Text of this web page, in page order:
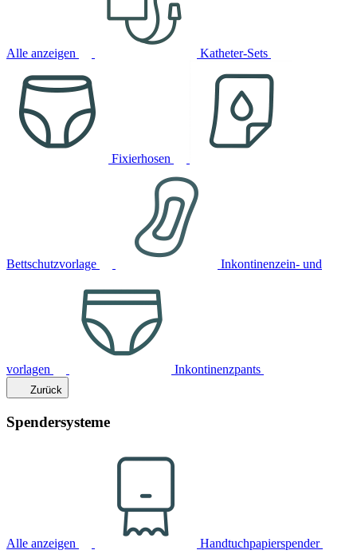
Alle anzeigen Katheter-Sets
Fixierhosen
Bettschutzvorlage Inkontinenzein- und
vorlagen Inkontinenzpants
Zurück
Spendersysteme
Alle anzeigen Handtuchpapierspender